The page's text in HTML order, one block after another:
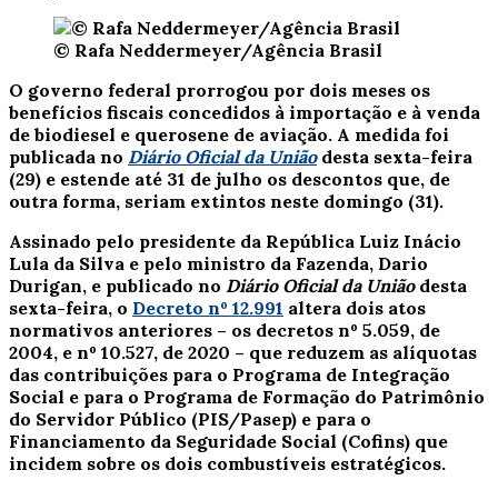
© Rafa Neddermeyer/Agência Brasil
O governo federal prorrogou por dois meses os
benefícios fiscais concedidos à importação e à venda
de biodiesel e querosene de aviação. A medida foi
publicada no Diário Oficial da União desta sexta-feira
(29) e estende até 31 de julho os descontos que, de
outra forma, seriam extintos neste domingo (31).
Assinado pelo presidente da República Luiz Inácio
Lula da Silva e pelo ministro da Fazenda, Dario
Durigan, e publicado no Diário Oficial da Uniãodesta
sexta-feira, o Decreto nº 12.991 altera dois atos
normativos anteriores – os decretos nº 5.059, de
2004, e nº 10.527, de 2020 – que reduzem as alíquotas
das contribuições para o Programa de Integração
Social e para o Programa de Formação do Patrimônio
do Servidor Público (PIS/Pasep) e para o
Financiamento da Seguridade Social (Cofins) que
incidem sobre os dois combustíveis estratégicos.